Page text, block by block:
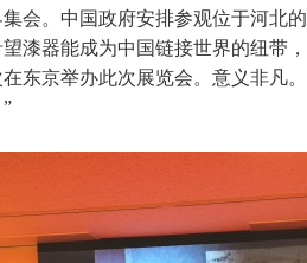
会。中国政府安排参观位于河北
漆器能成为中国链接世界的纽带
东京举办此次展览会。意义非凡